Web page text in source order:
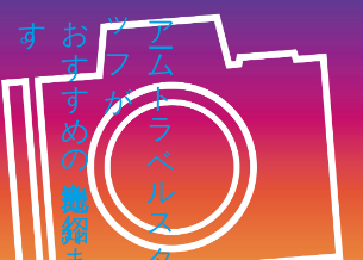
ア
ム
ト
ラ
ベ
ル
ス
タ
ッ
フ
が
お
す
す
め
の
を
し
ま
す
。